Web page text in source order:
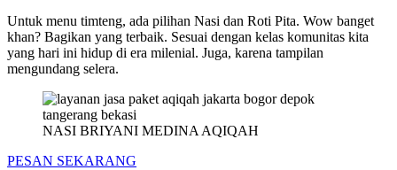
Untuk menu timteng, ada pilihan Nasi dan Roti Pita. Wow banget
khan? Bagikan yang terbaik. Sesuai dengan kelas komunitas kita
yang hari ini hidup di era milenial. Juga, karena tampilan
mengundang selera.
NASI BRIYANI MEDINA AQIQAH
PESAN SEKARANG